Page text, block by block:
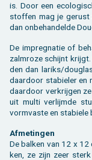
is. Door een
stof­fen mag je ge­rust zeg­gen dat
dan on­be­han­del­de
De im­preg­na­tie of
zalm­roze schijnt
den dan la­riks/
daar­door sta­bie­ler en
daar­door ver­krij­gen
uit multi ver­lijm­de
vorm­vas­te en sta­bie­le
Af­me­tin­gen
De bal­ken van 12 x
ken, ze zijn zeer